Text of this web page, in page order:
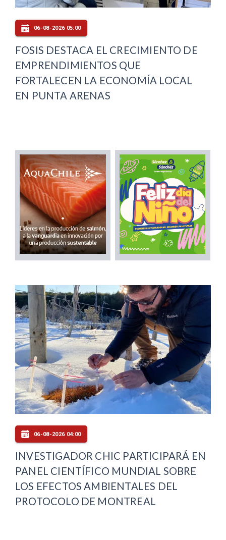
06-08-2026 05:00
FOSIS DESTACA EL CRECIMIENTO DE
EMPRENDIMIENTOS QUE
FORTALECEN LA ECONOMÍA LOCAL
EN PUNTA ARENAS
06-08-2026 04:00
INVESTIGADOR CHIC PARTICIPARÁ EN
PANEL CIENTÍFICO MUNDIAL SOBRE
LOS EFECTOS AMBIENTALES DEL
PROTOCOLO DE MONTREAL